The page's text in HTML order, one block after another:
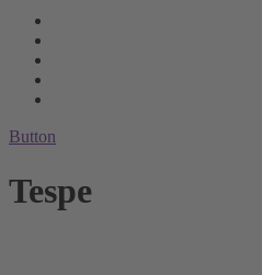
Button
Tespe